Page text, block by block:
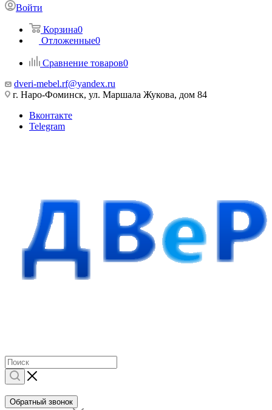
Войти
Корзина0
Отложенные0
Сравнение товаров0
dveri-mebel.rf@yandex.ru
г. Наро-Фоминск, ул. Маршала Жукова, дом 84
Вконтакте
Telegram
Обратный звонок